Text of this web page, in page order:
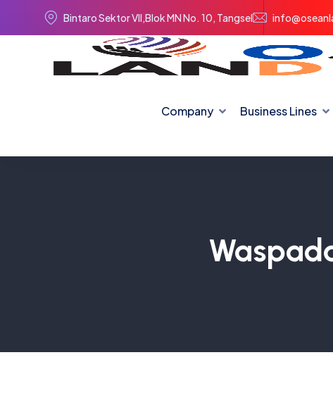
Bintaro Sektor VII,Blok MN No. 10, Tangsel
Company Business Lines